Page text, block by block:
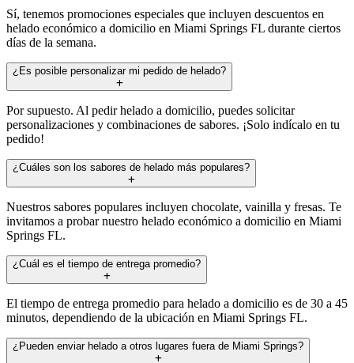
Sí, tenemos promociones especiales que incluyen descuentos en
helado económico a domicilio en Miami Springs FL durante ciertos
días de la semana.
¿Es posible personalizar mi pedido de helado?
Por supuesto. Al pedir helado a domicilio, puedes solicitar
personalizaciones y combinaciones de sabores. ¡Solo indícalo en tu
pedido!
¿Cuáles son los sabores de helado más populares?
Nuestros sabores populares incluyen chocolate, vainilla y fresas. Te
invitamos a probar nuestro helado económico a domicilio en Miami
Springs FL.
¿Cuál es el tiempo de entrega promedio?
El tiempo de entrega promedio para helado a domicilio es de 30 a 45
minutos, dependiendo de la ubicación en Miami Springs FL.
¿Pueden enviar helado a otros lugares fuera de Miami Springs?